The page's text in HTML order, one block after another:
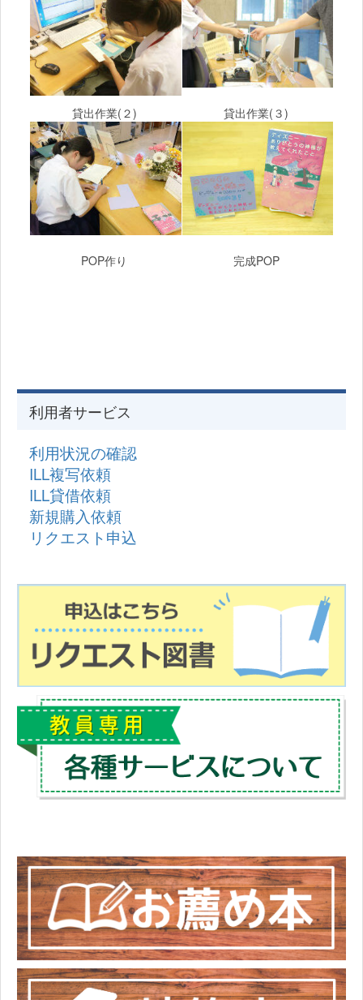
貸出作業(２) 貸出作業(３)
POP作り 完成POP
利用者サービス
利用状況の確認
ILL複写依頼
ILL貸借依頼
新規購入依頼
リクエスト申込